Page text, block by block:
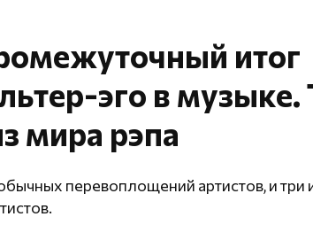
итог
эго в музыке.
мира рэпа
перевоплощений артистов, и три